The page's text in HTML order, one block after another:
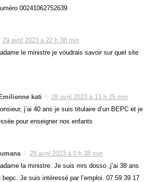
00241062752639
29 avril 2023 à 22 h 08 min
le ministre je voudrais savoir sur quel site
kati
28 avril 2023 à 13 h 25 min
j’ai 40 ans je suis titulaire d’un BEPC et je
pour enseigner nos enfants
28 avril 2023 à 0 h 38 min
la ministre. Je suis mrs dosso ,j’ai 38 ans
bepc. Je suis intéressé par l’emploi. 07 59 39 17